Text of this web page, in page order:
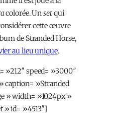
colorée. Unsetqui
cette œuvre
de Stranded Horse,
au lieu unique.
»212″ speed= »3000″
caption= »Stranded
» width= »1024px »
» id= »4513″]